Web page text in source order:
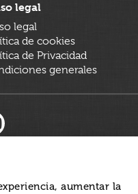
aumentar la
legal
legal
de cookies
de Privacidad
generales